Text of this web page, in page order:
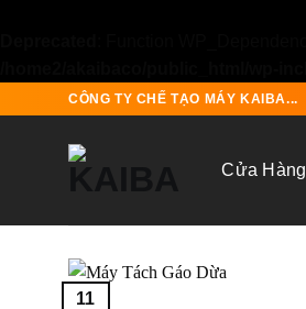
CÔNG TY CHẾ TẠO MÁY KAIBA...
Cửa Hàng
11